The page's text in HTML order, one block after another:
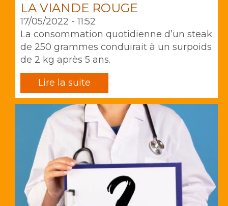
LA VIANDE ROUGE
17/05/2022 - 11:52
La consommation quotidienne d’un steak
de 250 grammes conduirait à un surpoids
de 2 kg après 5 ans.
Lire la suite